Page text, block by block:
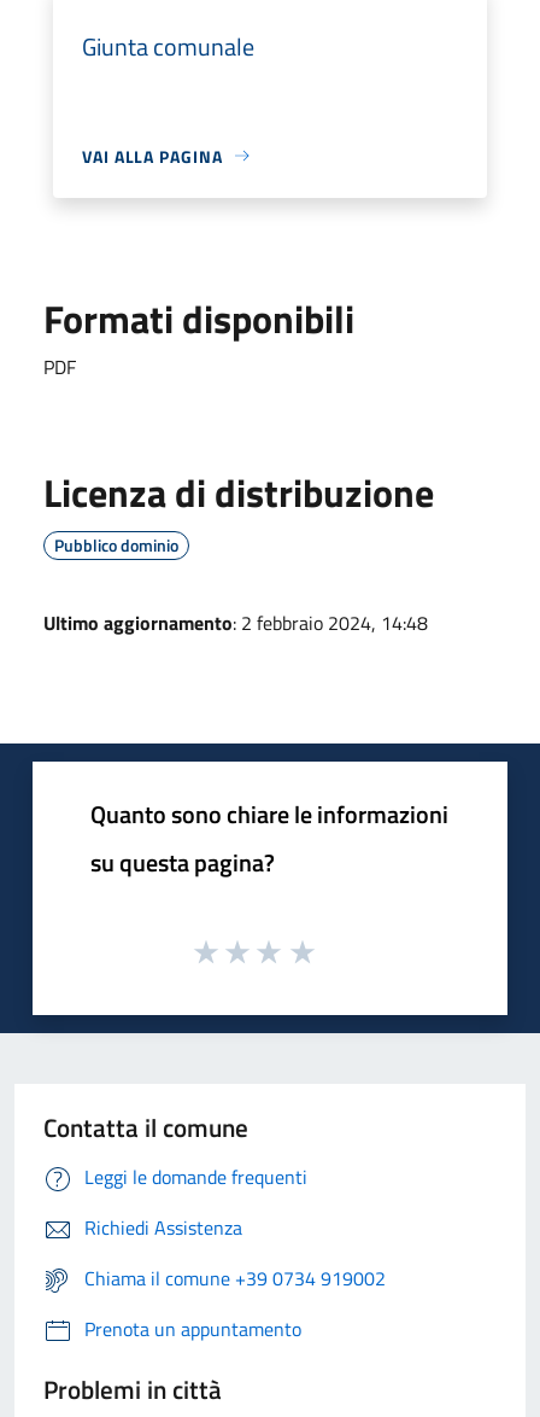
Giunta comunale
VAI ALLA PAGINA
Formati disponibili
PDF
Licenza di distribuzione
Pubblico dominio
Ultimo aggiornamento: 2 febbraio 2024, 14:48
Quanto sono chiare le informazioni
su questa pagina?
Contatta il comune
Leggi le domande frequenti
Richiedi Assistenza
Chiama il comune +39 0734 919002
Prenota un appuntamento
Problemi in città